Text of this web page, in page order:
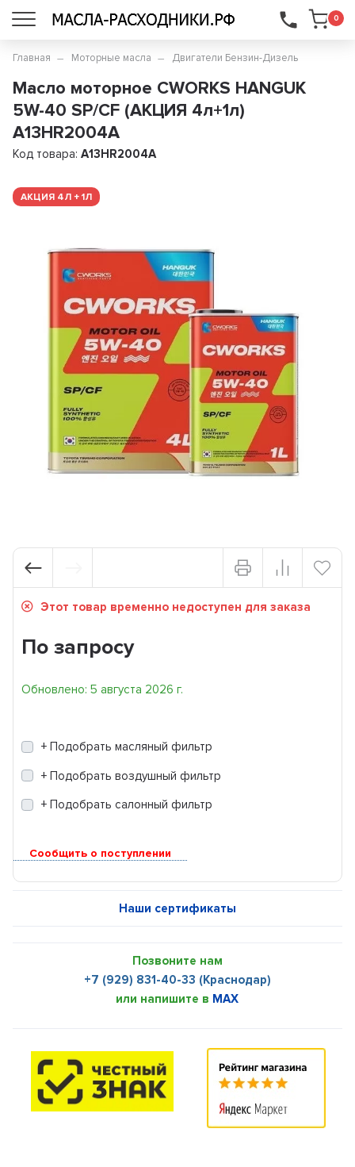
0
...
Главная Моторные масла Двигатели Бензин-Дизель
Масло моторное CWORKS HANGUK
5W-40 SP/CF (АКЦИЯ 4л+1л)
A13HR2004A
Код товара:A13HR2004A
АКЦИЯ 4Л + 1Л
Этот товар временно недоступен для заказа
По запросу
Обновлено: 5 августа 2026 г.
+ Подобрать масляный фильтр
+ Подобрать воздушный фильтр
+ Подобрать салонный фильтр
Сообщить о поступлении
Наши сертификаты
Позвоните нам
+7 (929) 831-40-33 (Краснодар)
или напишите в MAX